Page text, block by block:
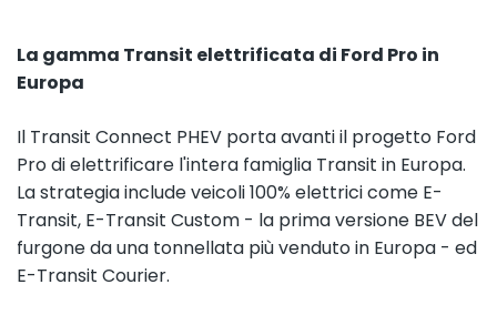
La gamma Transit elettrificata di Ford Pro in
Europa
Il Transit Connect PHEV porta avanti il progetto Ford
Pro di elettrificare l'intera famiglia Transit in Europa.
La strategia include veicoli 100% elettrici come E-
Transit, E-Transit Custom - la prima versione BEV del
furgone da una tonnellata più venduto in Europa - ed
E-Transit Courier.